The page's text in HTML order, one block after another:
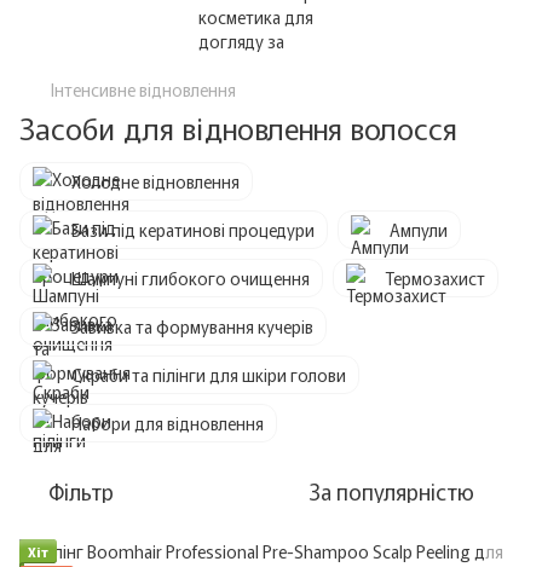
Інтенсивне відновлення
Засоби для відновлення волосся
Холодне відновлення
Бази під кератинові процедури
Ампули
Шампуні глибокого очищення
Термозахист
Завивка та формування кучерів
Скраби та пілінги для шкіри голови
Набори для відновлення
Фільтр За популярністю
Хіт